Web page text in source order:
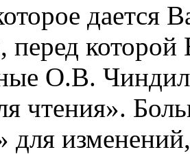
дается
перед
О.В.
чтения».
для